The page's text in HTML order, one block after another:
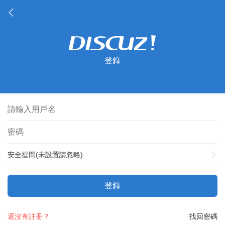
登錄
安全提問(未設置請忽略)
登錄
找回密碼
還沒有註冊？